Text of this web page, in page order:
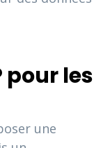
pour les
une